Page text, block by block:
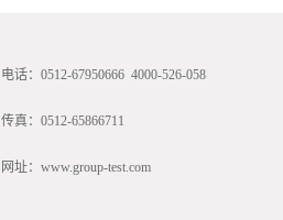
电话：0512-67950666 4000-526-058
传真：0512-65866711
网址：www.group-test.com